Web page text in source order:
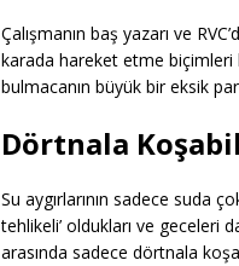
Çalışmanın baş yazarı ve
karada hareket etme biçimleri
bulmacanın büyük bir eksik
Dörtnala
Su aygırlarının sadece suda
tehlikeli’ oldukları ve geceleri
arasında sadece dörtnala